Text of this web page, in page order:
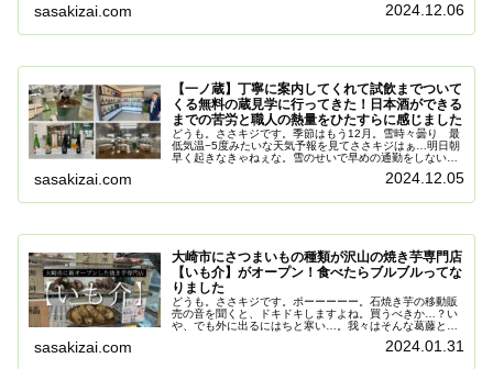
sasakizai.com 2024.12.06
【一ノ蔵】丁寧に案内してくれて試飲までついて
くる無料の蔵見学に行ってきた！日本酒ができる
までの苦労と職人の熱量をひたすらに感じました
どうも。ささキジです。季節はもう12月。雪時々曇り 最
低気温−5度みたいな天気予報を見てささキジはぁ…明日朝
早く起きなきゃねぇな。雪のせいで早めの通勤をしないと
sasakizai.com 2024.12.05
大崎市にさつまいもの種類が沢山の焼き芋専門店
【いも介】がオープン！食べたらブルブルってな
りました
どうも。ささキジです。ポーーーーー。石焼き芋の移動販
売の音を聞くと、ドキドキしますよね。買うべきか…？い
や、でも外に出るにはちと寒い…。我々はそんな葛藤と戦
sasakizai.com 2024.01.31